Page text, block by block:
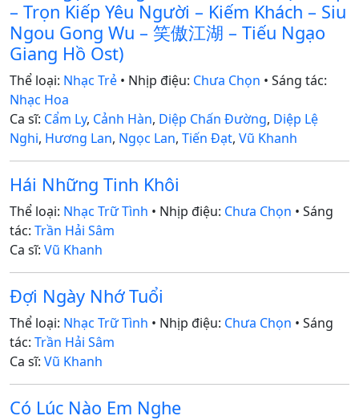
– Trọn Kiếp Yêu Người – Kiếm Khách – Siu
Ngou Gong Wu – 笑傲江湖 – Tiếu Ngạo
Giang Hồ Ost)
Thể loại: Nhạc Trẻ • Nhịp điệu: Chưa Chọn • Sáng tác:
Nhạc Hoa
Ca sĩ: Cẩm Ly, Cảnh Hàn, Diệp Chấn Đường, Diệp Lệ
Nghi, Hương Lan, Ngọc Lan, Tiến Đạt, Vũ Khanh
Hái Những Tinh Khôi
Thể loại: Nhạc Trữ Tình • Nhịp điệu: Chưa Chọn • Sáng
tác: Trần Hải Sâm
Ca sĩ: Vũ Khanh
Đợi Ngày Nhớ Tuổi
Thể loại: Nhạc Trữ Tình • Nhịp điệu: Chưa Chọn • Sáng
tác: Trần Hải Sâm
Ca sĩ: Vũ Khanh
Có Lúc Nào Em Nghe